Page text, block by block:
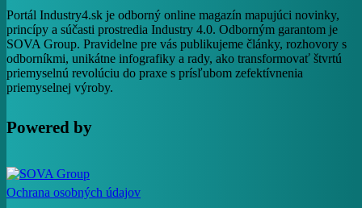
Portál Industry4.sk je odborný online magazín mapujúci novinky,
princípy a súčasti prostredia Industry 4.0. Odborným garantom je
SOVA Group. Pravidelne pre vás publikujeme články, rozhovory s
odborníkmi, unikátne infografiky a rady, ako transformovať štvrtú
priemyselnú revolúciu do praxe s prísľubom zefektívnenia
priemyselnej výroby.
Powered by
Ochrana osobných údajov